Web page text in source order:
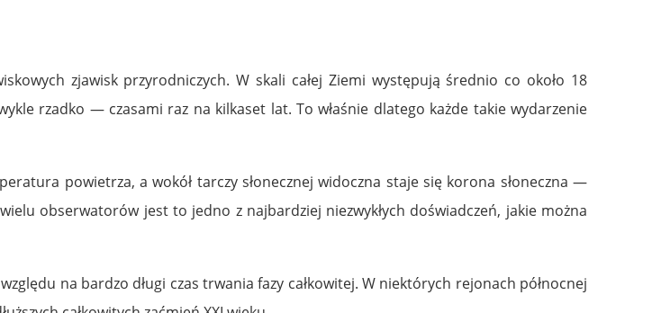
zjawisk przyrodniczych. W skali całej Ziemi występują średnio co około 18
rzadko — czasami raz na kilkaset lat. To właśnie dlatego każde takie wydarzenie
powietrza, a wokół tarczy słonecznej widoczna staje się korona słoneczna —
obserwatorów jest to jedno z najbardziej niezwykłych doświadczeń, jakie można
na bardzo długi czas trwania fazy całkowitej. W niektórych rejonach północnej